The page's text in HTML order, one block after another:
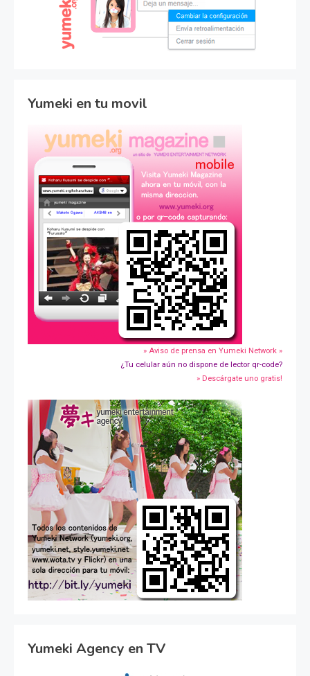
Yumeki en tu movil
» Aviso de prensa en Yumeki Network »
¿Tu celular aún no dispone de lector qr-code?
» Descárgate uno gratis!
Yumeki Agency en TV